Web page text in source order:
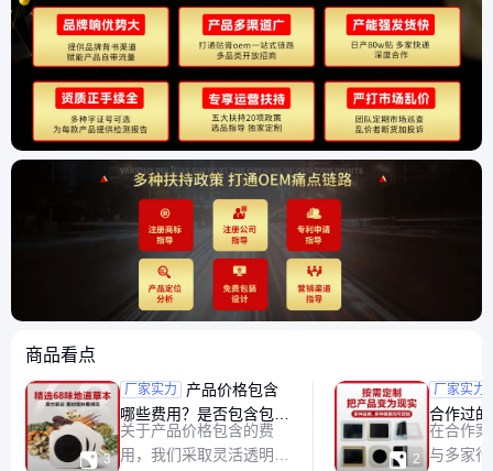
商品看点
 3
厂家实力
哪些费用？是否包含包装
设计、物流运输等费用？
关于产品价格包含的费
用，我们采取灵活透明的
 2
厂家实力
合作过
哪些
在合作
与多家